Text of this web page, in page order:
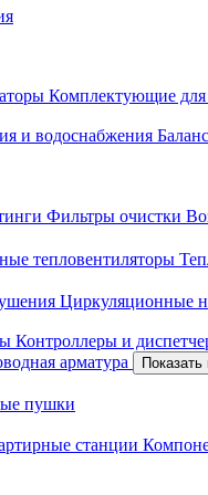
Комплектующие для
и водоснабжения
Фильтры очистки
тепловентиляторы
Циркуляционные
Контроллеры и
арматура Показать
пушки
станции